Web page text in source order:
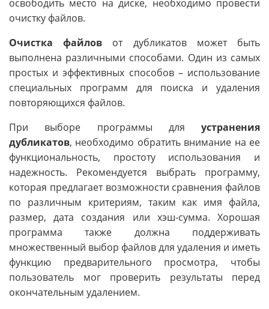
освободить место на диске, необходимо провести
очистку файлов.
Очистка файлов от дубликатов может быть
выполнена различными способами. Один из самых
простых и эффективных способов – использование
специальных программ для поиска и удаления
повторяющихся файлов.
При выборе программы для устранения
дубликатов, необходимо обратить внимание на ее
функциональность, простоту использования и
надежность. Рекомендуется выбрать программу,
которая предлагает возможности сравнения файлов
по различным критериям, таким как имя файла,
размер, дата создания или хэш-сумма. Хорошая
программа также должна поддерживать
множественный выбор файлов для удаления и иметь
функцию предварительного просмотра, чтобы
пользователь мог проверить результаты перед
окончательным удалением.